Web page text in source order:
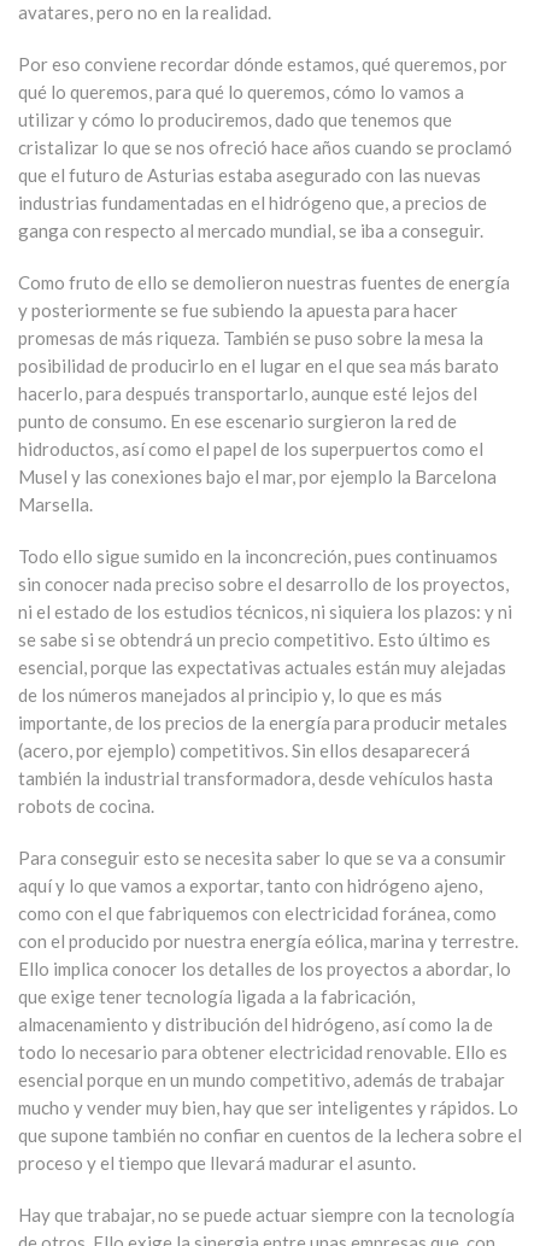
avatares, pero no en la realidad.
Por eso conviene recordar dónde estamos, qué queremos, por
qué lo queremos, para qué lo queremos, cómo lo vamos a
utilizar y cómo lo produciremos, dado que tenemos que
cristalizar lo que se nos ofreció hace años cuando se proclamó
que el futuro de Asturias estaba asegurado con las nuevas
industrias fundamentadas en el hidrógeno que, a precios de
ganga con respecto al mercado mundial, se iba a conseguir.
Como fruto de ello se demolieron nuestras fuentes de energía
y posteriormente se fue subiendo la apuesta para hacer
promesas de más riqueza. También se puso sobre la mesa la
posibilidad de producirlo en el lugar en el que sea más barato
hacerlo, para después transportarlo, aunque esté lejos del
punto de consumo. En ese escenario surgieron la red de
hidroductos, así como el papel de los superpuertos como el
Musel y las conexiones bajo el mar, por ejemplo la Barcelona
Marsella.
Todo ello sigue sumido en la inconcreción, pues continuamos
sin conocer nada preciso sobre el desarrollo de los proyectos,
ni el estado de los estudios técnicos, ni siquiera los plazos: y ni
se sabe si se obtendrá un precio competitivo. Esto último es
esencial, porque las expectativas actuales están muy alejadas
de los números manejados al principio y, lo que es más
importante, de los precios de la energía para producir metales
(acero, por ejemplo) competitivos. Sin ellos desaparecerá
también la industrial transformadora, desde vehículos hasta
robots de cocina.
Para conseguir esto se necesita saber lo que se va a consumir
aquí y lo que vamos a exportar, tanto con hidrógeno ajeno,
como con el que fabriquemos con electricidad foránea, como
con el producido por nuestra energía eólica, marina y terrestre.
Ello implica conocer los detalles de los proyectos a abordar, lo
que exige tener tecnología ligada a la fabricación,
almacenamiento y distribución del hidrógeno, así como la de
todo lo necesario para obtener electricidad renovable. Ello es
esencial porque en un mundo competitivo, además de trabajar
mucho y vender muy bien, hay que ser inteligentes y rápidos. Lo
que supone también no confiar en cuentos de la lechera sobre el
proceso y el tiempo que llevará madurar el asunto.
Hay que trabajar, no se puede actuar siempre con la tecnología